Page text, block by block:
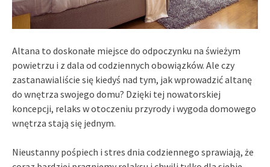
Altana to doskonałe miejsce do odpoczynku na świeżym
powietrzu i z dala od codziennych obowiązków. Ale czy
zastanawialiście się kiedyś nad tym, jak wprowadzić altanę
do wnętrza swojego domu? Dzięki tej nowatorskiej
koncepcji, relaks w otoczeniu przyrody i wygoda domowego
wnętrza stają się jednym.
Nieustanny pośpiech i stres dnia codziennego sprawiają, że